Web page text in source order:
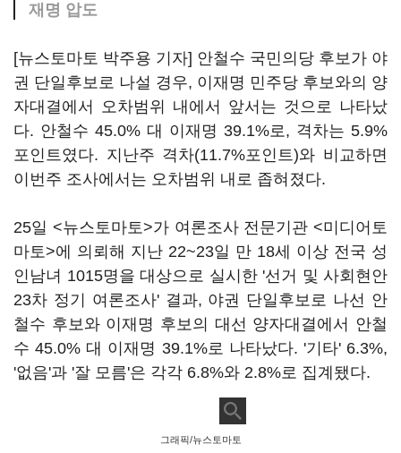
재명 압도
[뉴스토마토 박주용 기자] 안철수 국민의당 후보가 야
권 단일후보로 나설 경우, 이재명 민주당 후보와의 양
자대결에서 오차범위 내에서 앞서는 것으로 나타났
다. 안철수 45.0% 대 이재명 39.1%로, 격차는 5.9%
포인트였다. 지난주 격차(11.7%포인트)와 비교하면
이번주 조사에서는 오차범위 내로 좁혀졌다.
25일 <뉴스토마토>가 여론조사 전문기관 <미디어토
마토>에 의뢰해 지난 22~23일 만 18세 이상 전국 성
인남녀 1015명을 대상으로 실시한 '선거 및 사회현안
23차 정기 여론조사' 결과, 야권 단일후보로 나선 안
철수 후보와 이재명 후보의 대선 양자대결에서 안철
수 45.0% 대 이재명 39.1%로 나타났다. '기타' 6.3%,
'없음'과 '잘 모름'은 각각 6.8%와 2.8%로 집계됐다.
그래픽/뉴스토마토